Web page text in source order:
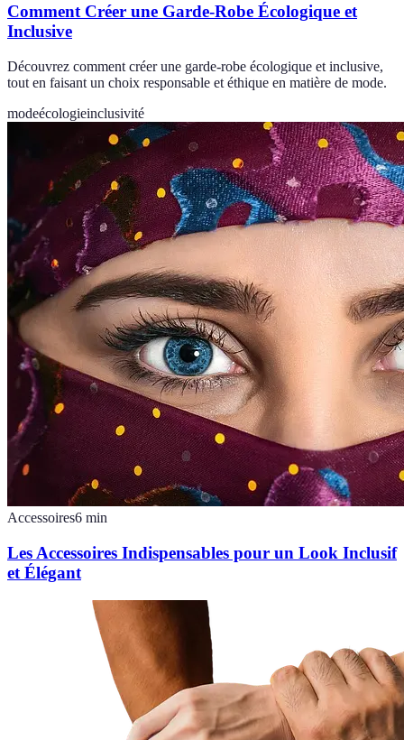
Comment Créer une Garde-Robe Écologique et
Inclusive
Découvrez comment créer une garde-robe écologique et inclusive,
tout en faisant un choix responsable et éthique en matière de mode.
modeécologieinclusivité
Accessoires6 min
Les Accessoires Indispensables pour un Look Inclusif
et Élégant